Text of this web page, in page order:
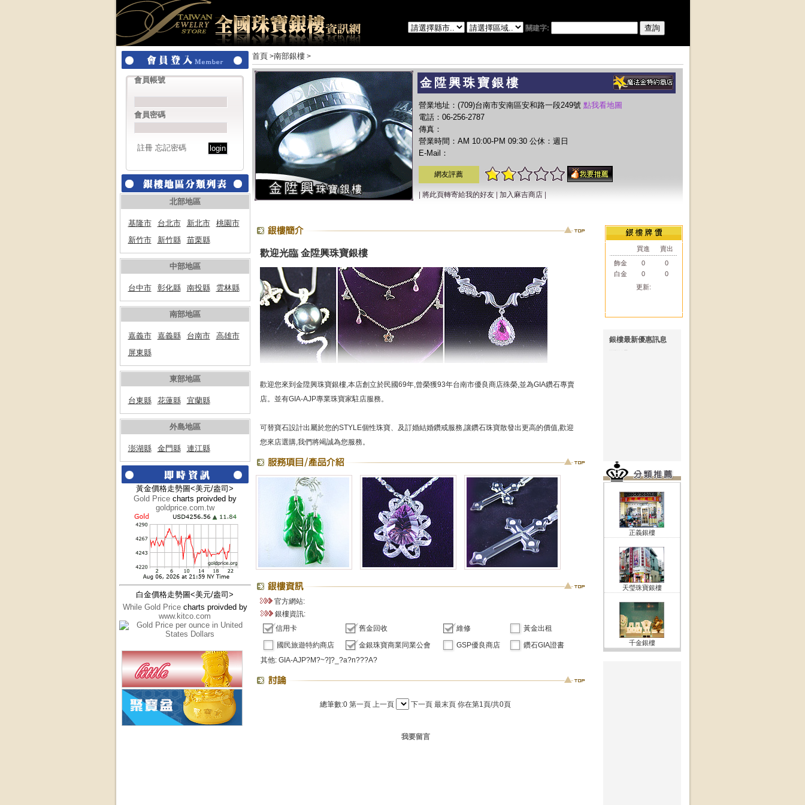
關建字:
會員帳號
會員密碼
註冊 忘記密碼
北部地區
基隆市 台北市 新北市
桃園市
新竹市
新竹縣 苗栗縣
中部地區
台中市 彰化縣 南投縣 雲林縣
南部地區
嘉義市 嘉義縣 台南市
高雄市
屏東縣
東部地區
台東縣 花蓮縣 宜蘭縣
外島地區
澎湖縣 金門縣 連江縣
黃金價格走勢圖<美元/盎司>
Gold Pricecharts proivded by
goldprice.com.tw
白金價格走勢圖<美元/盎司>
While Gold Pricecharts proivded by
www.kitco.com
首頁 >南部銀樓>
金陞興珠寶銀樓
營業地址：(709)台南市安南區安和路一段249號 點我看地圖
電話：06-256-2787
傳真：
營業時間：AM 10:00-PM 09:30 公休：週日
E-Mail：
網友評薦
將此頁轉寄給我的好友| 加入麻吉商店|
買進
賣出
飾金
0
0
白金
0
0
更新:
銀樓最新優惠訊息
正義銀樓
天瑩珠寶銀樓
千金銀樓
歡迎光臨 金陞興珠寶銀樓
歡迎您來到金陞興珠寶銀樓,本店創立於民國69年,曾榮獲93年台南市優良商店殊榮,並為GIA鑽石專賣
店。並有GIA-AJP專業珠寶家駐店服務。
可替寶石設計出屬於您的STYLE個性珠寶、及訂婚結婚鑽戒服務,讓鑽石珠寶散發出更高的價值,歡迎
您來店選購,我們將竭誠為您服務。
官方網站:
銀樓資訊:
信用卡
舊金回收 維修
黃金出租
國民旅遊特約商店
金銀珠寶商業同業公會 GSP優良商店
鑽石GIA證書
其他: GIA-AJP?M?~?]?_?a?n???A?
總筆數:0 第一頁 上一頁 下一頁 最末頁 你在第1頁/共0頁
我要留言